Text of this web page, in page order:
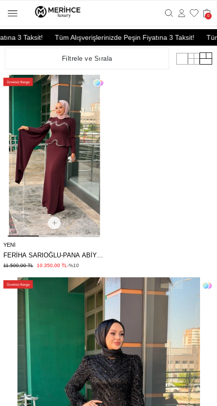
Tüm Alışverişlerinizde Peşin Fiyatına 3 Taksit! Tüm
0
Filtrele ve Sırala
YENI
FERİHA SARIOĞLU-PANA ABİYE
BORDO
11.500,00 TL 10.350,00 TL -%10